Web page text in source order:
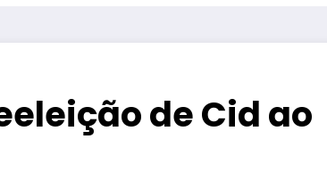
de Cid ao